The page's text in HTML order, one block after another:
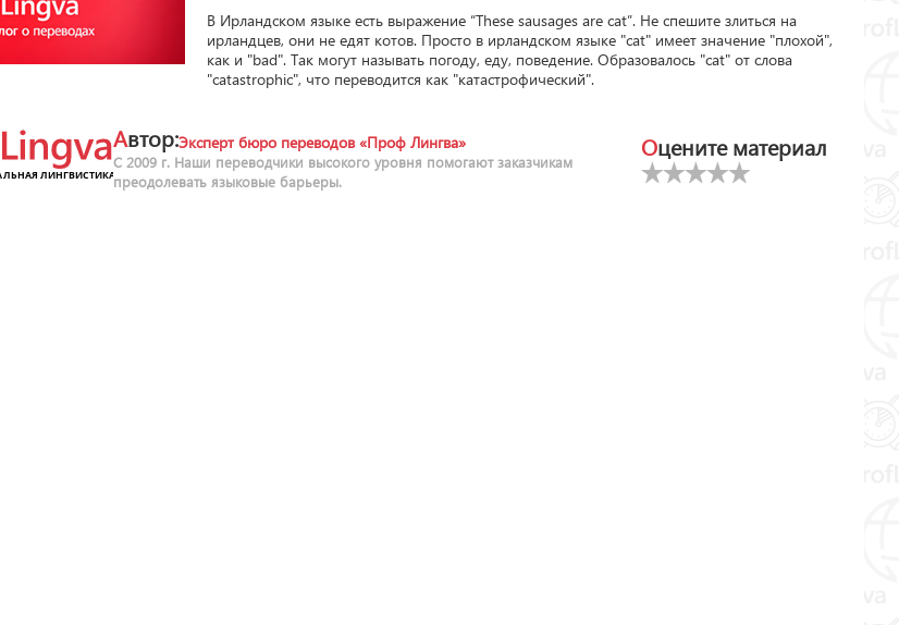
В Ирландском языке есть выражение “These sausages are cat”. Не спешите злиться на
ирландцев, они не едят котов. Просто в ирландском языке "cat" имеет значение "плохой",
как и "bad". Так могут называть погоду, еду, поведение. Образовалось "cat" от слова
"catastrophic", что переводится как "катастрофический".
Автор:Эксперт бюро переводов «Проф Лингва»
С 2009 г. Наши переводчики высокого уровня помогают заказчикам
преодолевать языковые барьеры.
Оцените материал